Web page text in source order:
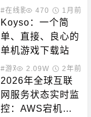
时看
#在线影音470 1月前
Koyso：一个简
单、直接、良心的
单机游戏下载站
#游戏下载2.09W 2年前
2026年全球互联
网服务状态实时监
控：AWS宕机、G